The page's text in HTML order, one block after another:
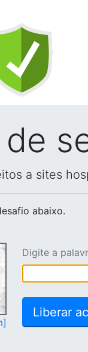
a sites
abaixo.
Digite a